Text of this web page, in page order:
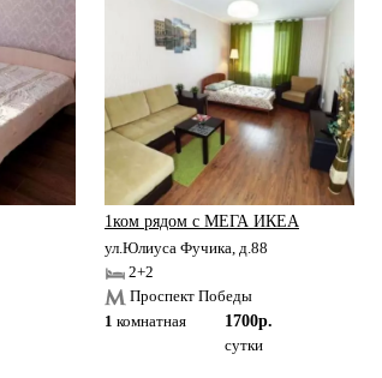
1ком рядом с МЕГА ИКЕА
ул.Юлиуса Фучика, д.88
2+2
Проспект Победы
1 комнатная
1700р.
сутки